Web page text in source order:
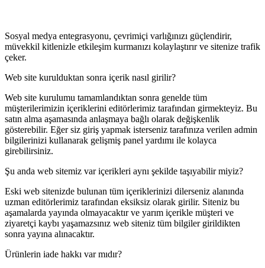
Sosyal medya entegrasyonu, çevrimiçi varlığınızı güçlendirir,
müvekkil kitlenizle etkileşim kurmanızı kolaylaştırır ve sitenize trafik
çeker.
Web site kurulduktan sonra içerik nasıl girilir?
Web site kurulumu tamamlandıktan sonra genelde tüm
müşterilerimizin içeriklerini editörlerimiz tarafından girmekteyiz. Bu
satın alma aşamasında anlaşmaya bağlı olarak değişkenlik
gösterebilir. Eğer siz giriş yapmak isterseniz tarafınıza verilen admin
bilgilerinizi kullanarak gelişmiş panel yardımı ile kolayca
girebilirsiniz.
Şu anda web sitemiz var içerikleri aynı şekilde taşıyabilir miyiz?
Eski web sitenizde bulunan tüm içeriklerinizi dilerseniz alanında
uzman editörlerimiz tarafından eksiksiz olarak girilir. Siteniz bu
aşamalarda yayında olmayacaktır ve yarım içerikle müşteri ve
ziyaretçi kaybı yaşamazsınız web siteniz tüm bilgiler girildikten
sonra yayına alınacaktır.
Ürünlerin iade hakkı var mıdır?